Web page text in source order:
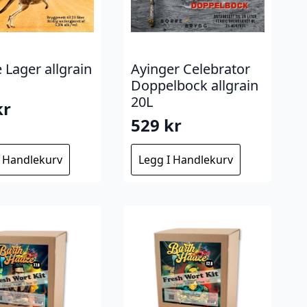
Lager allgrain
Handlekurv
Ayinger Celebrator
Doppelbock allgrain
20L
529 kr
Legg I Handlekurv